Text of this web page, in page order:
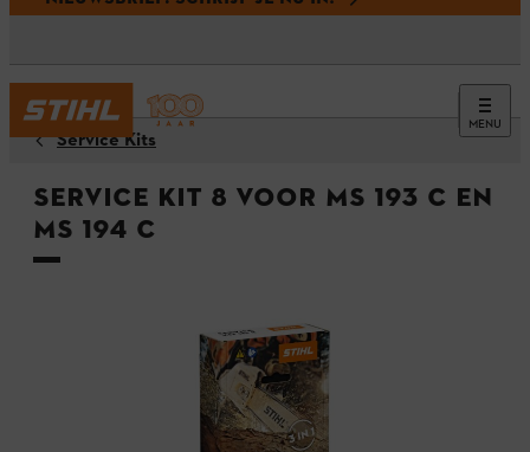
MENU
Service Kits
Service Kit 8 voor MS 193 C en
MS 194 C